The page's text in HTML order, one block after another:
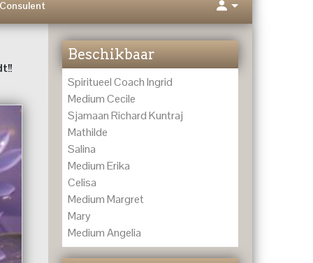
Beschikbaar
Spiritueel Coach Ingrid
Medium Cecile
Sjamaan Richard Kuntraj
Mathilde
Salina
Medium Erika
Celisa
Medium Margret
Mary
Medium Angelia